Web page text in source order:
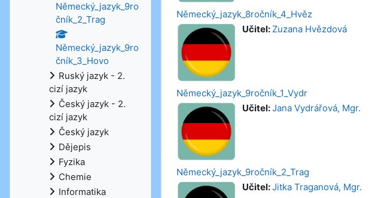
Německý_jazyk_8ročník_4_Hvěz
Učitel:Zuzana Hvězdová
Německý_jazyk_9ročník_1_Vydr
Učitel:Jana Vydrářová, Mgr.
Německý_jazyk_9ročník_2_Trag
Učitel:Jitka Traganová, Mgr.
Německý_jazyk_9ro
čník_2_Trag
Německý_jazyk_9ro
čník_3_Hovo
Ruský jazyk - 2.
cizí jazyk
Český jazyk - 2.
cizí jazyk
Český jazyk
Dějepis
Fyzika
Chemie
Informatika